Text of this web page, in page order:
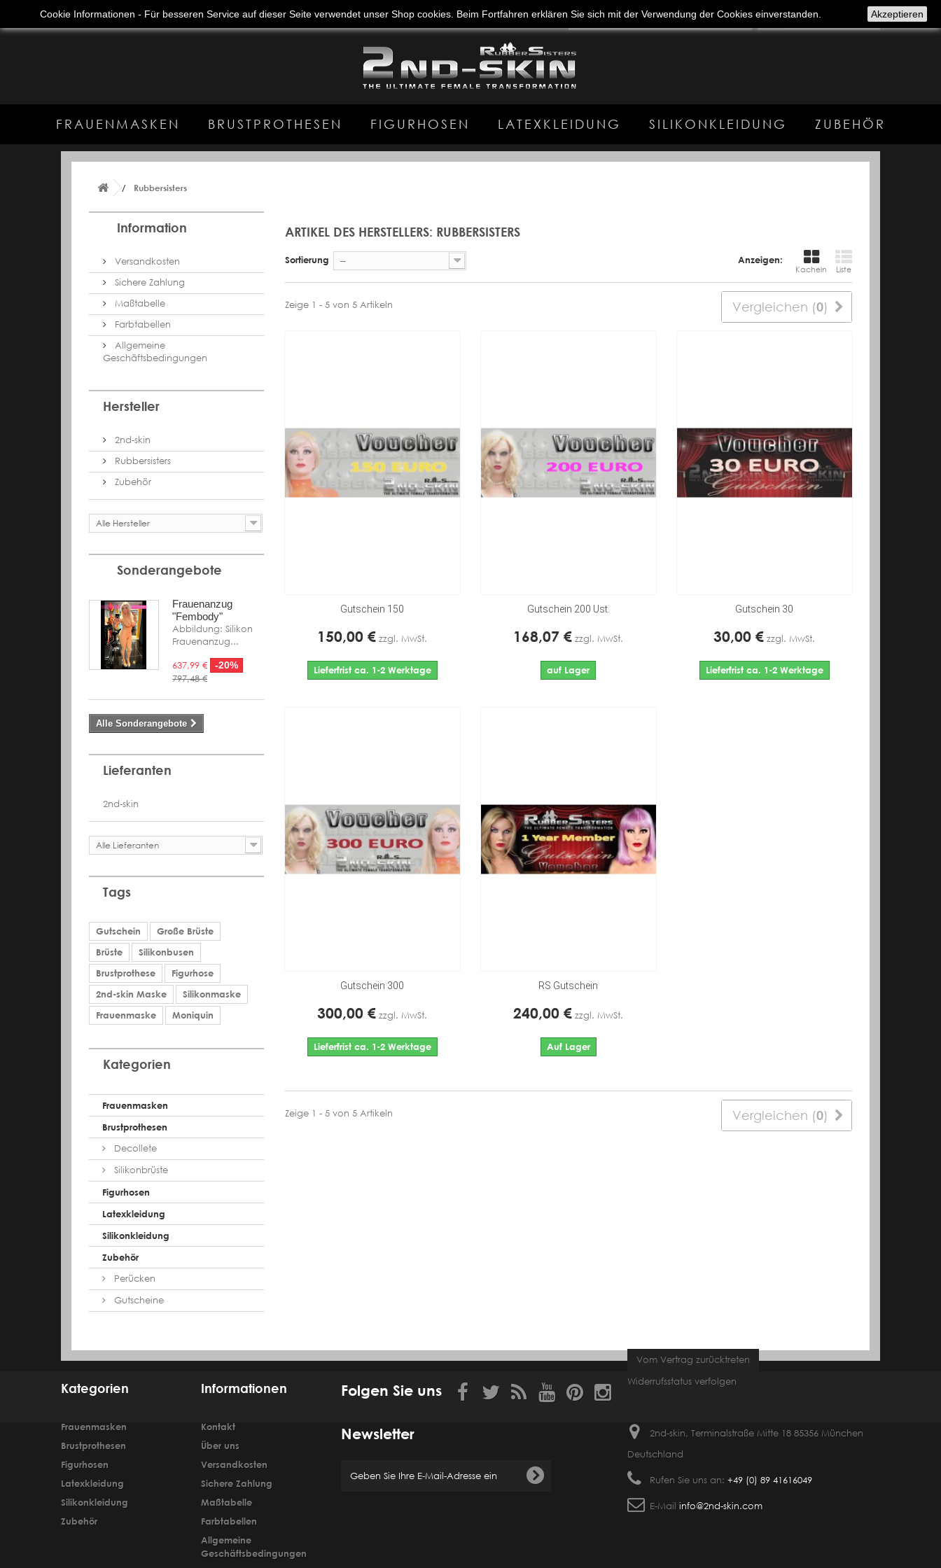
+49 (0) 89 41616049 Anmelden Deutsch (Leer)
FRAUENMASKEN BRUSTPROTHESEN FIGURHOSEN LATEXKLEIDUNG SILIKONKLEIDUNG ZUBEHÖR
Rubbersisters
Information
Versandkosten
Sichere Zahlung
Maßtabelle
Farbtabellen
Allgemeine
Geschäftsbedingungen
Hersteller
2nd-skin
Rubbersisters
Zubehör
Alle Hersteller
Sonderangebote
Frauenanzug
"Fembody"
Abbildung: Silikon
Frauenanzug...
637,99 €
-20%
797,48 €
Alle Sonderangebote
Lieferanten
2nd-skin
Alle Lieferanten
Tags
Gutschein
Große Brüste
Brüste
Silikonbusen
Brustprothese
Figurhose
2nd-skin Maske
Silikonmaske
Frauenmaske
Moniquin
Kategorien
Frauenmasken
Brustprothesen
Decollete
Silikonbrüste
Figurhosen
Latexkleidung
Silikonkleidung
Zubehör
Perücken
Gutscheine
ARTIKEL DES HERSTELLERS: RUBBERSISTERS
Anzeigen:
Kacheln
Liste
Sortierung --
Vergleichen (0)
Zeige 1 - 5 von 5 Artikeln
Gutschein 150
150,00 € zzgl. MwSt.
Lieferfrist ca. 1-2 Werktage
Gutschein 200 Ust.
168,07 € zzgl. MwSt.
auf Lager
Gutschein 30
30,00 € zzgl. MwSt.
Lieferfrist ca. 1-2 Werktage
Gutschein 300
300,00 € zzgl. MwSt.
Lieferfrist ca. 1-2 Werktage
RS Gutschein
240,00 € zzgl. MwSt.
Auf Lager
Vergleichen (0)
Zeige 1 - 5 von 5 Artikeln
Kategorien
Frauenmasken
Brustprothesen
Figurhosen
Latexkleidung
Silikonkleidung
Zubehör
Informationen
Kontakt
Über uns
Versandkosten
Sichere Zahlung
Maßtabelle
Farbtabellen
Allgemeine
Geschäftsbedingungen
Folgen Sie uns
Newsletter
2nd-skin, Terminalstraße Mitte 18 85356 München
Deutschland
Rufen Sie uns an:+49 (0) 89 41616049
E-Mailinfo@2nd-skin.com
Cookie Informationen - Für besseren Service auf dieser Seite verwendet unser Shop cookies. Beim Fortfahren erklären Sie sich mit der Verwendung der Cookies einverstanden. Akzeptieren
Vom Vertrag zurücktreten
Widerrufsstatus verfolgen